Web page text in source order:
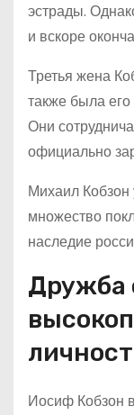
эстрады.
и вскоре
Третья жена
также была
Они
официально
Михаил Кобзон
множество
наследие
Дружба
Иосиф Кобзон